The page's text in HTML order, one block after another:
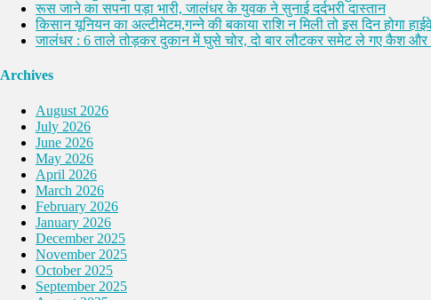
रूस जाने का सपना पड़ा भारी, जालंधर के युवक ने सुनाई दर्दभरी दास्तान
किसान यूनियन का अल्टीमेटम,गन्ने की बकाया राशि न मिली तो इस दिन होगा
जालंधर : 6 ताले तोड़कर दुकान में घुसे चोर, दो बार लौटकर समेट ले गए कैश और
Archives
August 2026
July 2026
June 2026
May 2026
April 2026
March 2026
February 2026
January 2026
December 2025
November 2025
October 2025
September 2025